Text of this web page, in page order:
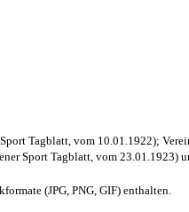
Tagblatt, vom 10.01.1922);
Sport Tagblatt, vom 23.01.1923)
(JPG, PNG, GIF) enthalten.